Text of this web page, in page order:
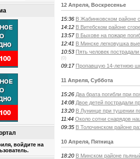
войдите на
12 Апреля, Воскресенье
15:36 В Жабинковском районе
14:12 В Витебском районе
13:57 В Быхове на пожаре
12:41 В Минске легковушка
10:53 Пять человек
(0)
09:17 Пропавшую 14-летнюю
11 Апреля, Суббота
15:26 Два брата погибли при
14:08 Двое детей пострадали
13:20 В Лунинце при тушении
11:44 Около сотни снарядов
09:35 В Толочинском районе
10 Апреля, Пятница
18:20 В Минском районе